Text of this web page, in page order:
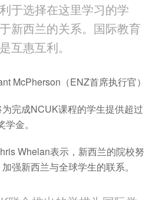
于选择在这里学习的学
新西兰的关系。国际教育
互惠互利。
McPherson（ENZ首席执行官）
完成NCUK课程的学生提供超过
金。
Whelan表示，新西兰的院校努
强新西兰与全球学生的联系。